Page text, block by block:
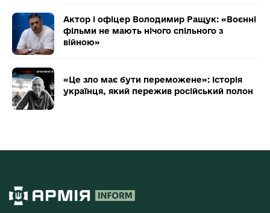
Актор і офіцер Володимир Ращук: «Воєнні
фільми не мають нічого спільного з
війною»
«Це зло має бути переможене»: історія
українця, який пережив російський полон